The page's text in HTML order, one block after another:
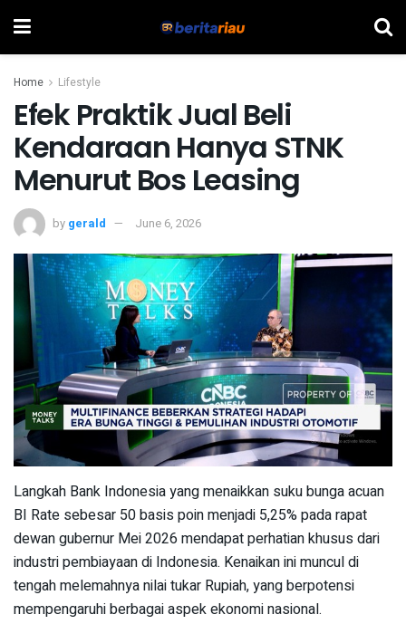
Home Lifestyle
Efek Praktik Jual Beli
Kendaraan Hanya STNK
Menurut Bos Leasing
by gerald June 6, 2026
Langkah Bank Indonesia yang menaikkan suku bunga acuan
BI Rate sebesar 50 basis poin menjadi 5,25% pada rapat
dewan gubernur Mei 2026 mendapat perhatian khusus dari
industri pembiayaan di Indonesia. Kenaikan ini muncul di
tengah melemahnya nilai tukar Rupiah, yang berpotensi
mempengaruhi berbagai aspek ekonomi nasional.